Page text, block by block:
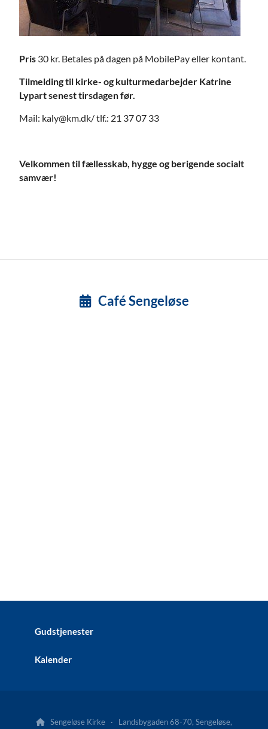
Pris 30 kr. Betales på dagen på MobilePay eller kontant.
Tilmelding til kirke- og kulturmedarbejder Katrine
Lypart senest tirsdagen før.
Mail: kaly@km.dk/ tlf.: 21 37 07 33
Velkommen til fællesskab, hygge og berigende socialt
samvær!
Café Sengeløse
Gudstjenester
Kalender

Sengeløse Kirke · Landsbygaden 68-70, Sengeløse,